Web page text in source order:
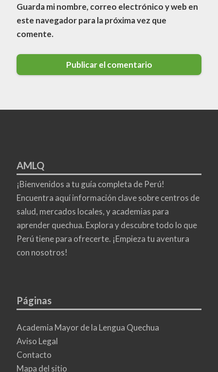
Guarda mi nombre, correo electrónico y web en
este navegador para la próxima vez que
comente.
AMLQ
¡Bienvenidos a tu guía completa de Perú!
Encuentra aquí información clave sobre centros de
salud, mercados locales, y academias para
aprender quechua. Explora y descubre todo lo que
Perú tiene para ofrecerte. ¡Empieza tu aventura
con nosotros!
Páginas
Academia Mayor de la Lengua Quechua
Aviso Legal
Contacto
Mapa del sitio